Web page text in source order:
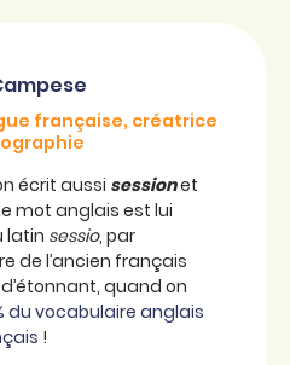
française, créatrice
écrit aussi sessionet
mot anglais est lui
latin sessio, par
de l’ancien français
d’étonnant, quand on
du vocabulaire anglais
!